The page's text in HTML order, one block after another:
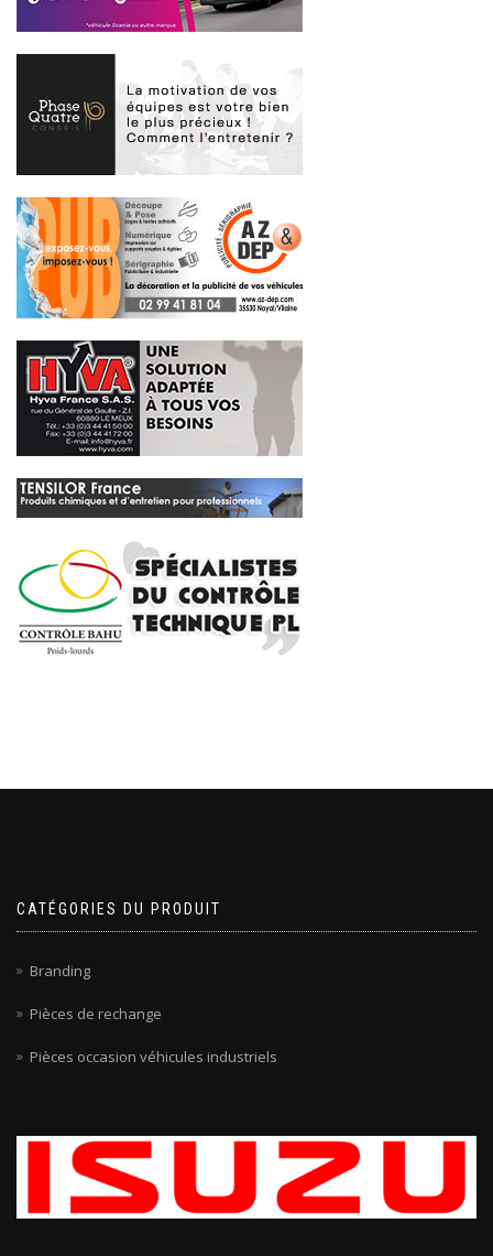
CATÉGORIES DU PRODUIT
Branding
Pièces de rechange
Pièces occasion véhicules industriels